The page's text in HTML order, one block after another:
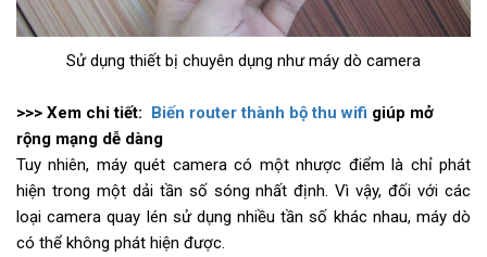
Sử dụng thiết bị chuyên dụng như máy dò camera
>>> Xem chi tiết: Biến router thành bộ thu wifi giúp mở
rộng mạng dễ dàng
Tuy nhiên, máy quét camera có một nhược điểm là chỉ phát
hiện trong một dải tần số sóng nhất định. Vì vậy, đối với các
loại camera quay lén sử dụng nhiều tần số khác nhau, máy dò
có thể không phát hiện được.